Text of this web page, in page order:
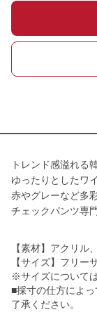
トレンド感溢れる
ゆったりとしたワ
赤やグレーなど多
チェックパンツ専
【素材】アクリル
【サイズ】フリ
※サイズについて
■採寸の仕方によ
了承ください。